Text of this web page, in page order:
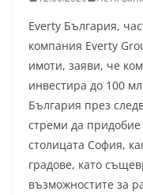
Everty България,
компания Everty
имоти, заяви, че
инвестира до 100
България през
стреми да
столицата София,
градове, като
възможностите за